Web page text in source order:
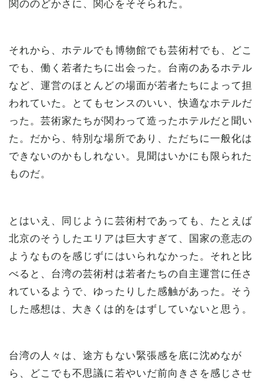
関ののどかさに、関心をそそられた。
それから、ホテルでも博物館でも芸術村でも、どこ
でも、働く若者たちに出会った。台南のあるホテル
など、運営のほとんどの場面が若者たちによって担
われていた。とてもセンスのいい、快適なホテルだ
った。芸術家たちが関わって造ったホテルだと聞い
た。だから、特別な場所であり、ただちに一般化は
できないのかもしれない。見聞はいかにも限られた
ものだ。
とはいえ、同じように芸術村であっても、たとえば
北京のそうしたエリアは巨大すぎて、国家の意志の
ようなものを感じずにはいられなかった。それと比
べると、台湾の芸術村は若者たちの自主運営に任さ
れているようで、ゆったりした感触があった。そう
した感想は、大きくは的をはずしていないと思う。
台湾の人々は、途方もない緊張感を底に沈めなが
ら、どこでも不思議に若やいだ前向きさを感じさせ